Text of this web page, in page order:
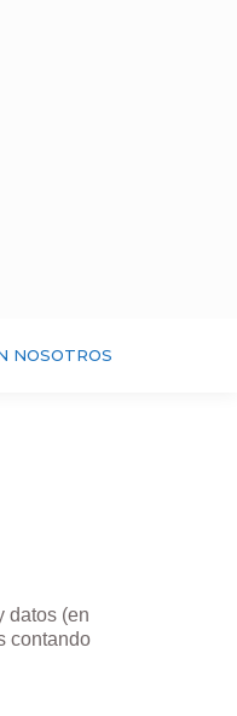
NOSOTROS
datos (en
contando